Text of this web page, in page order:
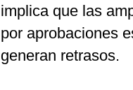
implica que las
por aprobaciones
generan retrasos.